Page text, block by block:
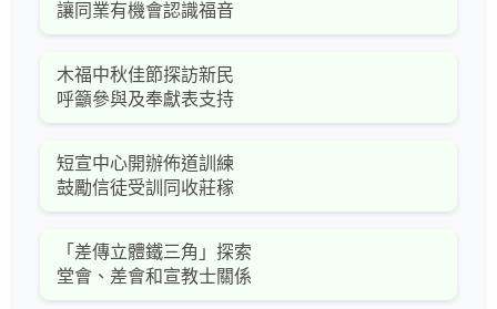
讓同業有機會認識福音
木福中秋佳節探訪新民
呼籲參與及奉獻表支持
短宣中心開辦佈道訓練
鼓勵信徒受訓同收莊稼
「差傳立體鐵三角」探索
堂會、差會和宣教士關係